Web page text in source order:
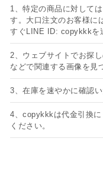
1、特定の商品に対して
す。大口注文のお客様に
すぐLINE ID: copykkkを
2、ウェブサイトでお探
などで関連する画像を見
3、在庫を速やかに確認
4、copykkkは代金引換
ください。